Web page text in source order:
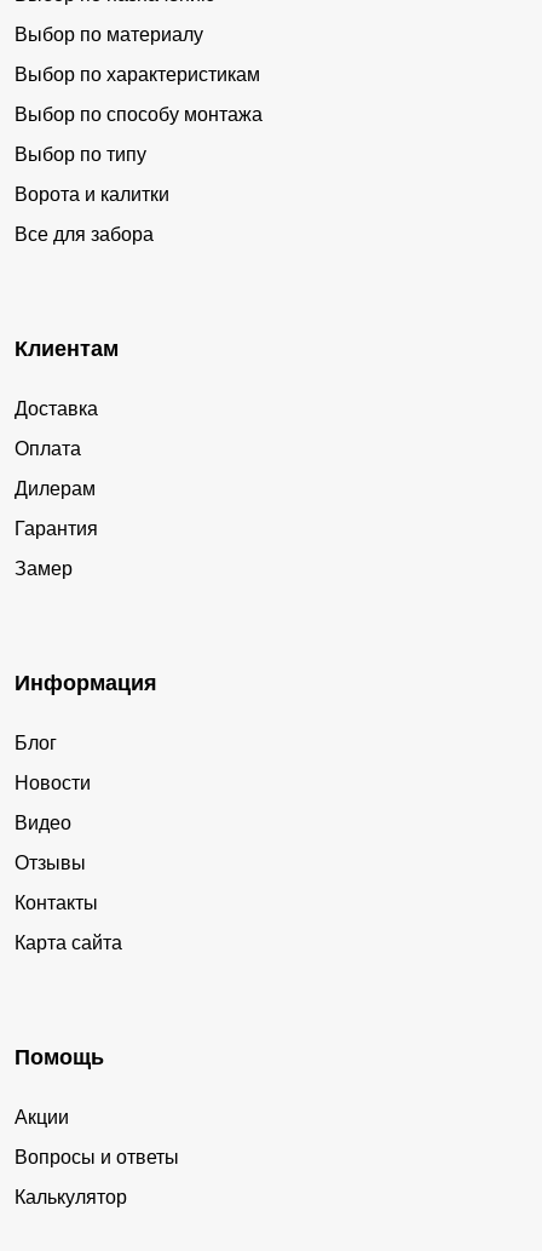
Выбор по материалу
Выбор по характеристикам
Выбор по способу монтажа
Выбор по типу
Ворота и калитки
Все для забора
Клиентам
Доставка
Оплата
Дилерам
Гарантия
Замер
Информация
Блог
Новости
Видео
Отзывы
Контакты
Карта сайта
Помощь
Акции
Вопросы и ответы
Калькулятор